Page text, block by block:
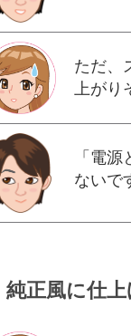
ただ、
上がり
「電
ないで
純正風に仕